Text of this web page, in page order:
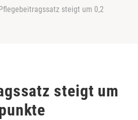
steigt um 0,2
steigt um